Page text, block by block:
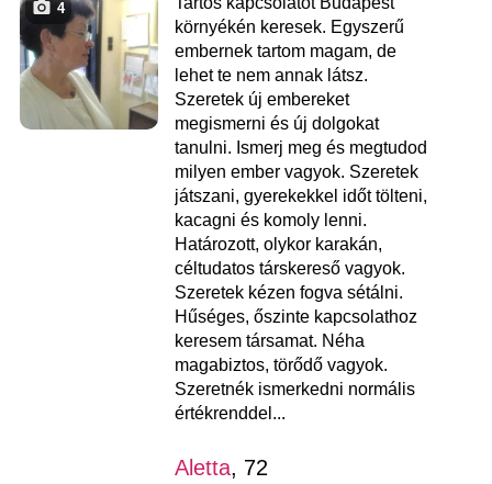
4
környékén keresek. Egyszerű
embernek tartom magam, de
lehet te nem annak látsz.
Szeretek új embereket
megismerni és új dolgokat
tanulni. Ismerj meg és megtudod
milyen ember vagyok. Szeretek
játszani, gyerekekkel időt tölteni,
kacagni és komoly lenni.
Határozott, olykor karakán,
céltudatos társkereső vagyok.
Szeretek kézen fogva sétálni.
Hűséges, őszinte kapcsolathoz
keresem társamat. Néha
magabiztos, törődő vagyok.
Szeretnék ismerkedni normális
értékrenddel...
Aletta, 72